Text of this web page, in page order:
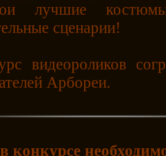
лучшие
сценарии!
видеороликов
Арбореи.
конкурсе